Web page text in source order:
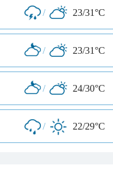
/ 23/31°C
/ 23/31°C
/ 24/30°C
/ 22/29°C